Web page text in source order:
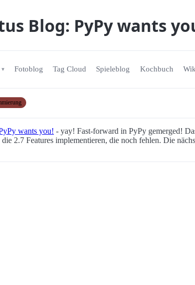
Blog: PyPy wants
Fotoblog Tag Cloud Spieleblog Kochbuch
wants you! - yay! Fast-forward in PyPy gemerged!
2.7 Features implementieren, die noch fehlen. Die